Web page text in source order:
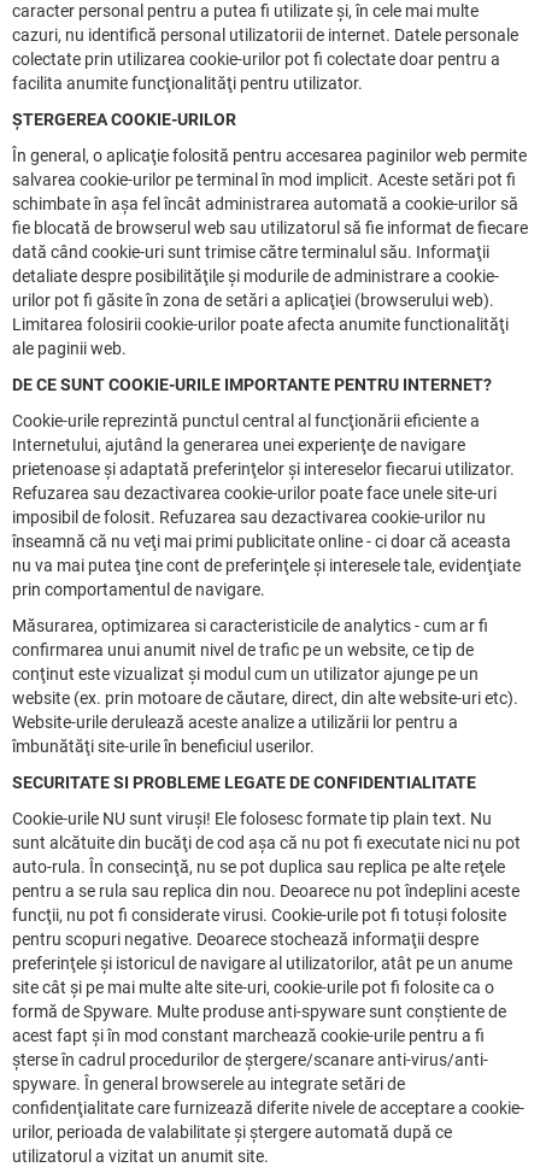
caracter personal pentru a putea fi utilizate şi, în cele mai multe
cazuri, nu identifică personal utilizatorii de internet. Datele personale
colectate prin utilizarea cookie-urilor pot fi colectate doar pentru a
facilita anumite funcţionalităţi pentru utilizator.
ŞTERGEREA COOKIE-URILOR
În general, o aplicaţie folosită pentru accesarea paginilor web permite
salvarea cookie-urilor pe terminal în mod implicit. Aceste setări pot fi
schimbate în aşa fel încât administrarea automată a cookie-urilor să
fie blocată de browserul web sau utilizatorul să fie informat de fiecare
dată când cookie-uri sunt trimise către terminalul său. Informaţii
detaliate despre posibilităţile şi modurile de administrare a cookie-
urilor pot fi găsite în zona de setări a aplicaţiei (browserului web).
Limitarea folosirii cookie-urilor poate afecta anumite functionalităţi
ale paginii web.
DE CE SUNT COOKIE-URILE IMPORTANTE PENTRU INTERNET?
Cookie-urile reprezintă punctul central al funcţionării eficiente a
Internetului, ajutând la generarea unei experienţe de navigare
prietenoase şi adaptată preferinţelor şi intereselor fiecarui utilizator.
Refuzarea sau dezactivarea cookie-urilor poate face unele site-uri
imposibil de folosit. Refuzarea sau dezactivarea cookie-urilor nu
înseamnă că nu veţi mai primi publicitate online - ci doar că aceasta
nu va mai putea ţine cont de preferinţele şi interesele tale, evidenţiate
prin comportamentul de navigare.
Măsurarea, optimizarea si caracteristicile de analytics - cum ar fi
confirmarea unui anumit nivel de trafic pe un website, ce tip de
conţinut este vizualizat şi modul cum un utilizator ajunge pe un
website (ex. prin motoare de căutare, direct, din alte website-uri etc).
Website-urile derulează aceste analize a utilizării lor pentru a
îmbunătăţi site-urile în beneficiul userilor.
SECURITATE SI PROBLEME LEGATE DE CONFIDENTIALITATE
Cookie-urile NU sunt viruşi! Ele folosesc formate tip plain text. Nu
sunt alcătuite din bucăţi de cod aşa că nu pot fi executate nici nu pot
auto-rula. În consecinţă, nu se pot duplica sau replica pe alte reţele
pentru a se rula sau replica din nou. Deoarece nu pot îndeplini aceste
funcţii, nu pot fi considerate virusi. Cookie-urile pot fi totuşi folosite
pentru scopuri negative. Deoarece stochează informaţii despre
preferinţele şi istoricul de navigare al utilizatorilor, atât pe un anume
site cât şi pe mai multe alte site-uri, cookie-urile pot fi folosite ca o
formă de Spyware. Multe produse anti-spyware sunt conştiente de
acest fapt şi în mod constant marchează cookie-urile pentru a fi
şterse în cadrul procedurilor de ştergere/scanare anti-virus/anti-
spyware. În general browserele au integrate setări de
confidenţialitate care furnizează diferite nivele de acceptare a cookie-
urilor, perioada de valabilitate şi ştergere automată după ce
utilizatorul a vizitat un anumit site.